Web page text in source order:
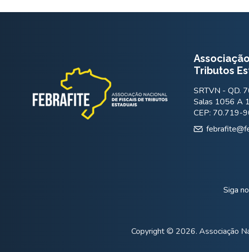
Tributos
SRTVN - QD.
Salas 1056 A
CEP: 70.719-
Siga
Copyright © 2026. Associação